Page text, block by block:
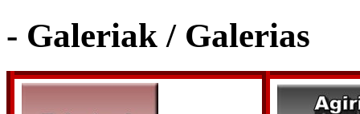
- Galeriak / Galerias